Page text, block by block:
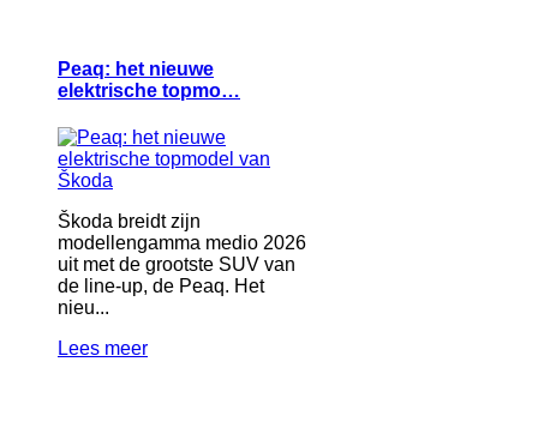
Peaq: het nieuwe
elektrische topmo…
Škoda breidt zijn
modellengamma medio 2026
uit met de grootste SUV van
de line-up, de Peaq. Het
nieu...
Lees meer